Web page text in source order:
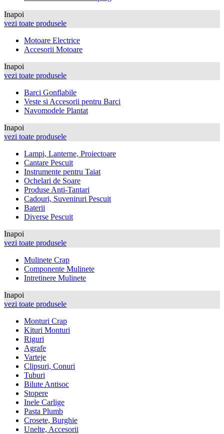
Inapoi
vezi toate produsele
Motoare Electrice
Accesorii Motoare
Inapoi
vezi toate produsele
Barci Gonflabile
Veste si Accesorii pentru Barci
Navomodele Plantat
Inapoi
vezi toate produsele
Lampi, Lanterne, Proiectoare
Cantare Pescuit
Instrumente pentru Taiat
Ochelari de Soare
Produse Anti-Tantari
Cadouri, Suveniruri Pescuit
Baterii
Diverse Pescuit
Inapoi
vezi toate produsele
Mulinete Crap
Componente Mulinete
Intretinere Mulinete
Inapoi
vezi toate produsele
Monturi Crap
Kituri Monturi
Riguri
Agrafe
Varteje
Clipsuri, Conuri
Tuburi
Bilute Antisoc
Stopere
Inele Carlige
Pasta Plumb
Crosete, Burghie
Unelte, Accesorii